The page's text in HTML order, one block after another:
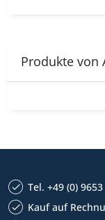
Produkte von
Tel. +49 (0)
Kauf auf